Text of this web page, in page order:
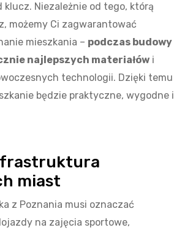
klucz. Niezależnie od tego, którą
możemy Ci zagwarantować
mieszkania – podczas budowy
najlepszych materiałów i
technologii. Dzięki temu
będzie praktyczne, wygodne i
miast
z Poznania musi oznaczać
na zajęcia sportowe,